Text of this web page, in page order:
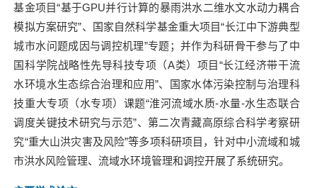
基金项目“基于GPU并行计算的暴雨洪水二维水文水动力耦合
模拟方案研究”、国家自然科学基金重大项目“长江中下游典型
城市水问题成因与调控机理”专题；并作为科研骨干参与了中
国科学院战略性先导科技专项（A类）项目“长江经济带干流
水环境水生态综合治理和应用”、国家水体污染控制与治理科
技重大专项（水专项）课题“淮河流域水质-水量-水生态联合
调度关键技术研究与示范”、第二次青藏高原综合科学考察研
究“重大山洪灾害及风险”等多项科研项目，针对中小流域和城
市洪水风险管理、流域水环境管理和调控开展了系统研究。